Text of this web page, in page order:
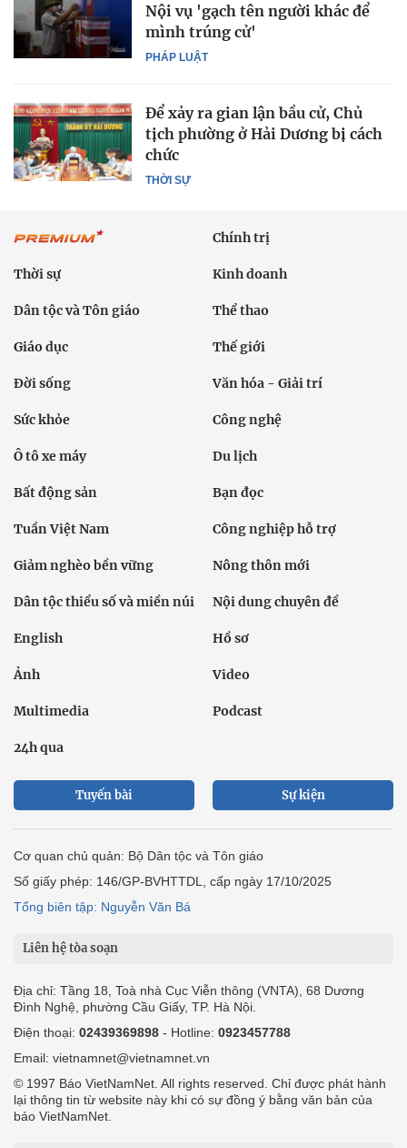
PHÁP LUẬT
Nội vụ 'gạch tên người khác để
mình trúng cử'
THỜI SỰ
Để xảy ra gian lận bầu cử, Chủ
tịch phường ở Hải Dương bị cách
chức
Chính trị
Thời sự Kinh doanh
Dân tộc và Tôn giáo Thể thao
Giáo dục Thế giới
Đời sống Văn hóa - Giải trí
Sức khỏe Công nghệ
Ô tô xe máy Du lịch
Bất động sản Bạn đọc
Tuần Việt Nam Công nghiệp hỗ trợ
Giảm nghèo bền vững Nông thôn mới
Dân tộc thiểu số và miền núi Nội dung chuyên đề
English Hồ sơ
Ảnh Video
Multimedia Podcast
24h qua
Tuyến bài Sự kiện
Cơ quan chủ quản: Bộ Dân tộc và Tôn giáo
Số giấy phép: 146/GP-BVHTTDL, cấp ngày 17/10/2025
Tổng biên tập: Nguyễn Văn Bá
Liên hệ tòa soạn
Địa chỉ: Tầng 18, Toà nhà Cục Viễn thông (VNTA), 68 Dương
Đình Nghệ, phường Cầu Giấy, TP. Hà Nội.
Điện thoại: 02439369898 - Hotline: 0923457788
Email: vietnamnet@vietnamnet.vn
© 1997 Báo VietNamNet. All rights reserved. Chỉ được phát hành
lại thông tin từ website này khi có sự đồng ý bằng văn bản của
báo VietNamNet.